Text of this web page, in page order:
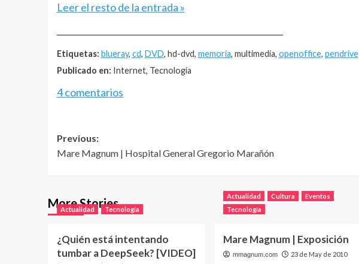
Leer el resto de la entrada »
Etiquetas: blueray, cd, DVD, hd-dvd, memoria, multimedia, openoffice, pendrive
Publicado en: Internet, Tecnología
4 comentarios
Post
navigation
Previous:
Mare Magnum | Hospital General Gregorio Marañón
More Stories
Actualidad Tecnología
¿Quién está intentando
tumbar a DeepSeek? [VIDEO]
Actualidad Cultura
Eventos
Tecnología
Mare Magnum | Exposición
mmagnum.com 23 de May de 2010